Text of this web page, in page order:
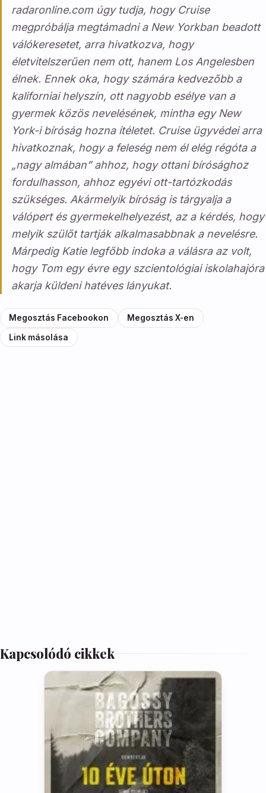
radaronline.com úgy tudja, hogy Cruise
megpróbálja megtámadni a New Yorkban beadott
válókeresetet, arra hivatkozva, hogy
életvitelszerűen nem ott, hanem Los Angelesben
élnek. Ennek oka, hogy számára kedvezőbb a
kaliforniai helyszín, ott nagyobb esélye van a
gyermek közös nevelésének, mintha egy New
York-i bíróság hozna ítéletet. Cruise ügyvédei arra
hivatkoznak, hogy a feleség nem él elég régóta a
„nagy almában” ahhoz, hogy ottani bírósághoz
fordulhasson, ahhoz egyévi ott-tartózkodás
szükséges. Akármelyik bíróság is tárgyalja a
válópert és gyermekelhelyezést, az a kérdés, hogy
melyik szülőt tartják alkalmasabbnak a nevelésre.
Márpedig Katie legfőbb indoka a válásra az volt,
hogy Tom egy évre egy szcientológiai iskolahajóra
akarja küldeni hatéves lányukat.
Megosztás Facebookon Megosztás X-en
Link másolása
Kapcsolódó cikkek